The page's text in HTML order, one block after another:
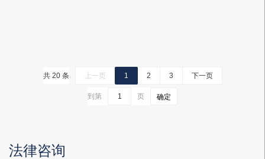
共 20 条 上一页 1 2 3 下一页
到第 页 确定
法律咨询